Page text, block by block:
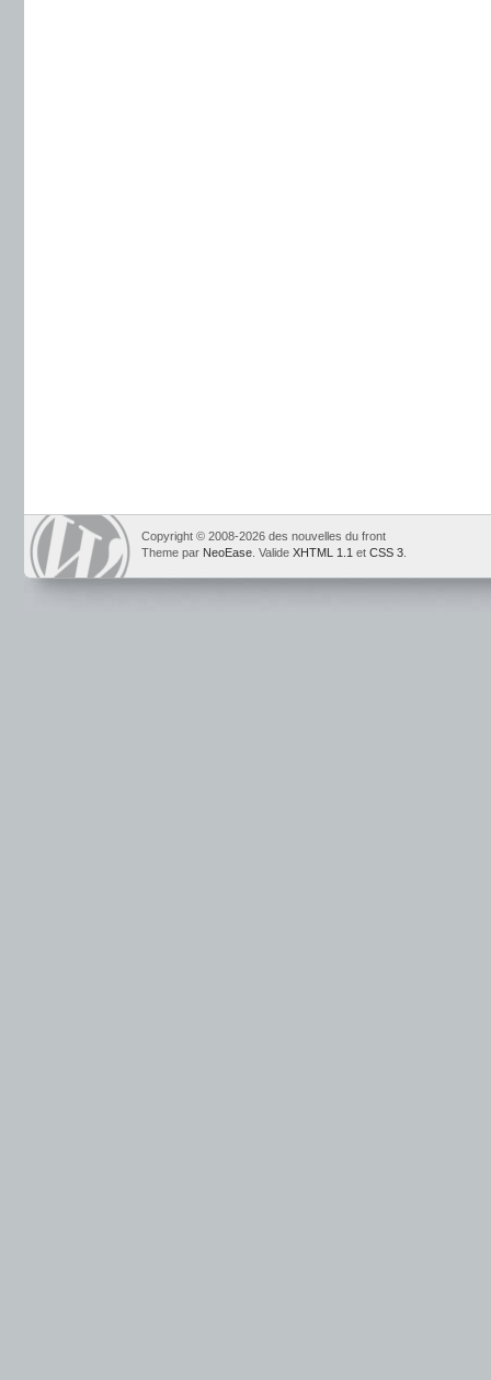
Copyright © 2008-2026 des nouvelles du front
Theme par NeoEase . Valide XHTML 1.1 et CSS 3